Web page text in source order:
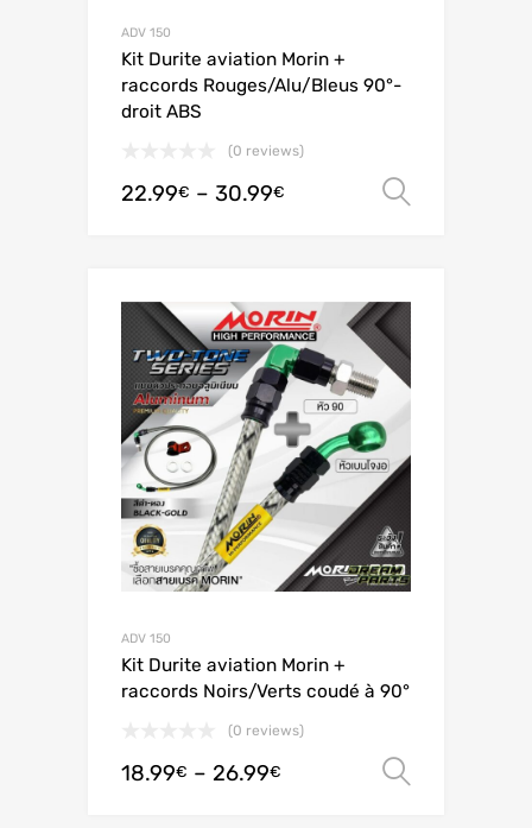
ADV 150
Kit Durite aviation Morin +
raccords Rouges/Alu/Bleus 90°-
droit ABS
(0 reviews)
22.99€ – 30.99€
ADV 150
Kit Durite aviation Morin +
raccords Noirs/Verts coudé à 90°
(0 reviews)
18.99€ – 26.99€